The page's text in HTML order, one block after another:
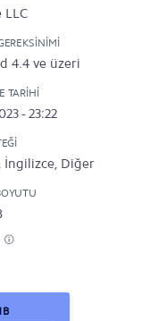
LLC
4.4 ve üzeri
TARIHI
- 23:22
İngilizce, Diğer